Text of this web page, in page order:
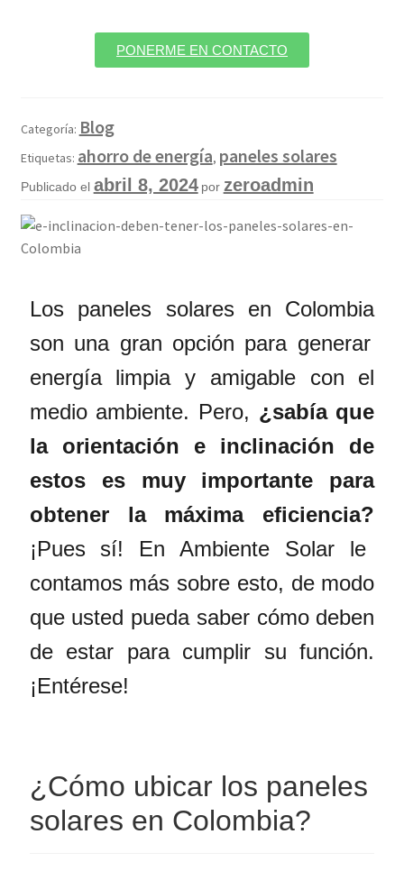
PONERME EN CONTACTO
Categoría: Blog
Etiquetas: ahorro de energía, paneles solares
Publicado el abril 8, 2024 por zeroadmin
Los paneles solares en Colombia
son una gran opción para generar
energía limpia y amigable con el
medio ambiente. Pero, ¿sabía que
la orientación e inclinación de
estos es muy importante para
obtener la máxima eficiencia?
¡Pues sí! En Ambiente Solar le
contamos más sobre esto, de modo
que usted pueda saber cómo deben
de estar para cumplir su función.
¡Entérese!
¿Cómo ubicar los paneles
solares en Colombia?